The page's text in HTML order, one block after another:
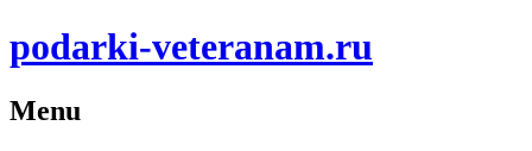
podarki-veteranam.ru
Menu